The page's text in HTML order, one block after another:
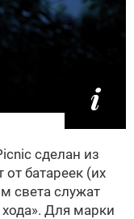
сделан из
от батареек (их
света служат
Для марки